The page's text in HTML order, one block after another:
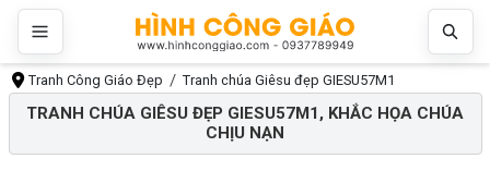
Tranh Công Giáo Đẹp Tranh chúa Giêsu đẹp GIESU57M1
TRANH CHÚA GIÊSU ĐẸP GIESU57M1, KHẮC HỌA CHÚA
CHỊU NẠN